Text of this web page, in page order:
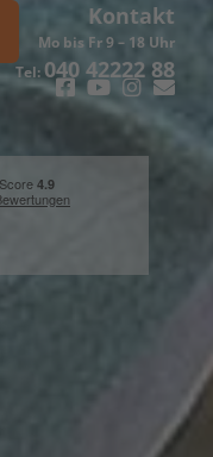
Tel:040 42222 88
Mo bis Fr 9 – 18 Uhr
Kontakt